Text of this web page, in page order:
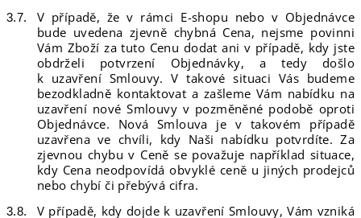
V případě, že v rámci E-shopu nebo v Objednávce
bude uvedena zjevně chybná Cena, nejsme povinni
Vám Zboží za tuto Cenu dodat ani v případě, kdy jste
obdrželi potvrzení Objednávky, a tedy došlo
k uzavření Smlouvy. V takové situaci Vás budeme
bezodkladně kontaktovat a zašleme Vám nabídku na
uzavření nové Smlouvy v pozměněné podobě oproti
Objednávce. Nová Smlouva je v takovém případě
uzavřena ve chvíli, kdy Naši nabídku potvrdíte. Za
zjevnou chybu v Ceně se považuje například situace,
kdy Cena neodpovídá obvyklé ceně u jiných prodejců
nebo chybí či přebývá cifra.
V případě, kdy dojde k uzavření Smlouvy, Vám vzniká